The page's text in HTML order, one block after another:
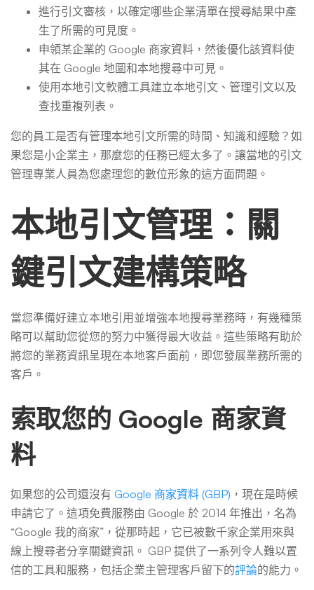
進行引文審核，以確定哪些企業清單在搜尋結果中產
生了所需的可見度。
申領某企業的 Google 商家資料，然後優化該資料使
其在 Google 地圖和本地搜尋中可見。
使用本地引文軟體工具建立本地引文、管理引文以及
查找重複列表。
您的員工是否有管理本地引文所需的時間、知識和經驗？如
果您是小企業主，那麼您的任務已經太多了。讓當地的引文
管理專業人員為您處理您的數位形象的這方面問題。
本地引文管理：關
鍵引文建構策略
當您準備好建立本地引用並增強本地搜尋業務時，有幾種策
略可以幫助您從您的努力中獲得最大收益。這些策略有助於
將您的業務資訊呈現在本地客戶面前，即您發展業務所需的
客戶。
索取您的 Google 商家資
料
如果您的公司還沒有 Google 商家資料 (GBP) ，現在是時候
申請它了。這項免費服務由 Google 於 2014 年推出，名為
“Google 我的商家”，從那時起，它已被數千家企業用來與
線上搜尋者分享關鍵資訊。 GBP 提供了一系列令人難以置
信的工具和服務，包括企業主管理客戶留下的評論的能力。